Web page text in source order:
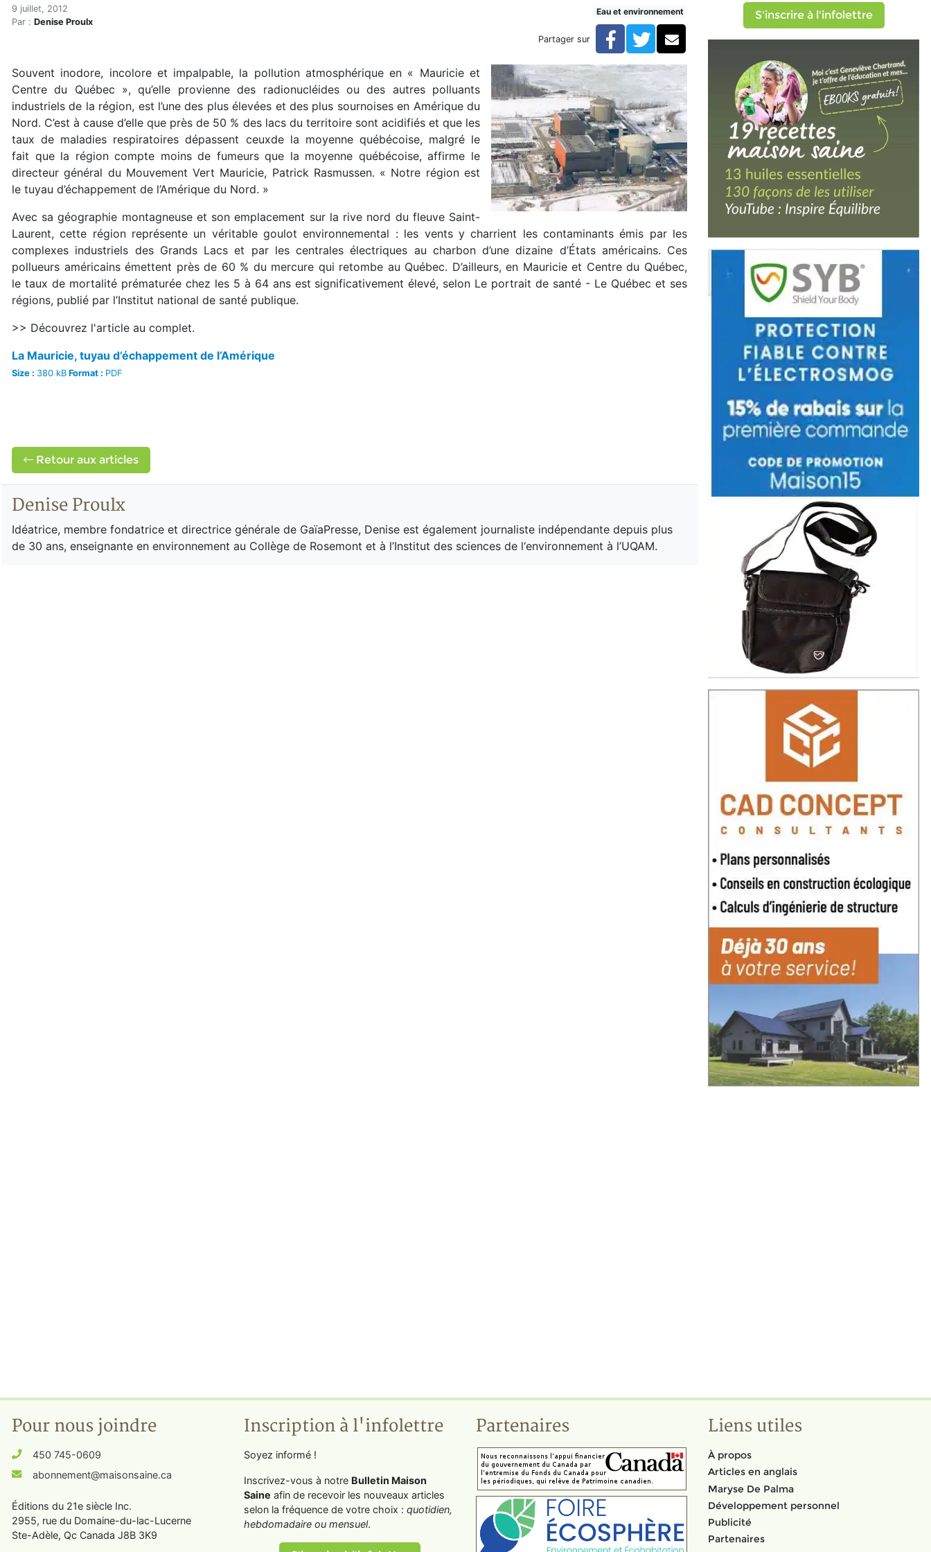
Accueil
Articles
La Mauricie, tuyau d’échappement de l’Amérique
La Mauricie, tuyau d’échappement de l’Amérique
9 juillet, 2012
Par : Denise Proulx
Eau et environnement
Partager sur Facebook
TwitterCourriel
Souvent inodore, incolore et impalpable, la pollution atmosphérique en « Mauricie et
Centre du Québec », qu’elle provienne des radionucléides ou des autres polluants
industriels de la région, est l’une des plus élevées et des plus sournoises en Amérique du
Nord. C’est à cause d’elle que près de 50 % des lacs du territoire sont acidifiés et que les
taux de maladies respiratoires dépassent ceuxde la moyenne québécoise, malgré le
fait que la région compte moins de fumeurs que la moyenne québécoise, affirme le
directeur général du Mouvement Vert Mauricie, Patrick Rasmussen. « Notre région est
le tuyau d’échappement de l’Amérique du Nord. »
Avec sa géographie montagneuse et son emplacement sur la rive nord du fleuve Saint-
Laurent, cette région représente un véritable goulot environnemental : les vents y charrient les contaminants émis par les
complexes industriels des Grands Lacs et par les centrales électriques au charbon d’une dizaine d’États américains. Ces
pollueurs américains émettent près de 60 % du mercure qui retombe au Québec. D’ailleurs, en Mauricie et Centre du Québec,
le taux de mortalité prématurée chez les 5 à 64 ans est significativement élevé, selon Le portrait de santé - Le Québec et ses
régions, publié par l’Institut national de santé publique.
>> Découvrez l'article au complet.
La Mauricie, tuyau d’échappement de l’Amérique
Size : 380 kB Format : PDF
Retour aux articles
Denise Proulx
Idéatrice, membre fondatrice et directrice générale de GaïaPresse, Denise est également journaliste indépendante depuis plus
de 30 ans, enseignante en environnement au Collège de Rosemont et à l’Institut des sciences de l‘environnement à l’UQAM.
S'inscrire à l'infolettre
Pour nous joindre
450 745-0609
abonnement@maisonsaine.ca
Éditions du 21e siècle Inc.
2955, rue du Domaine-du-lac-Lucerne
Ste-Adèle, Qc Canada J8B 3K9
Inscription à l'infolettre
Soyez informé !
Inscrivez-vous à notre Bulletin Maison
Saine afin de recevoir les nouveaux articles
selon la fréquence de votre choix : quotidien,
hebdomadaire ou mensuel.
Partenaires Liens utiles
À propos
Articles en anglais
Maryse De Palma
Développement personnel
Publicité
Partenaires